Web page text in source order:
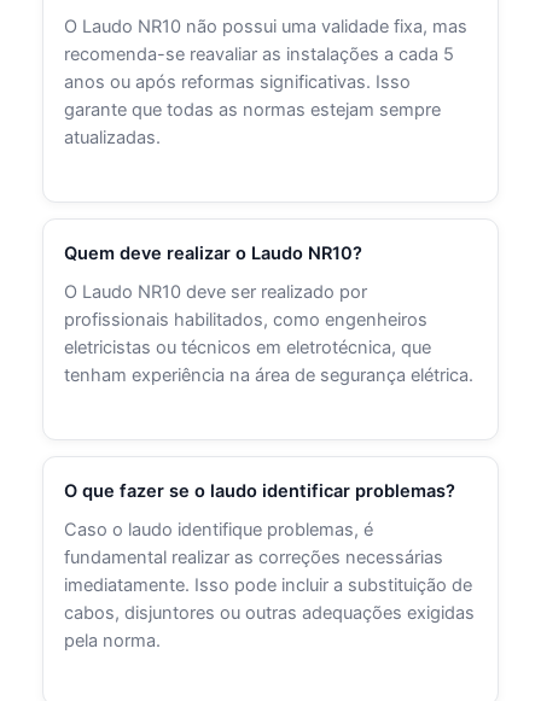
O Laudo NR10 não possui uma validade fixa, mas
recomenda-se reavaliar as instalações a cada 5
anos ou após reformas significativas. Isso
garante que todas as normas estejam sempre
atualizadas.
Quem deve realizar o Laudo NR10?
O Laudo NR10 deve ser realizado por
profissionais habilitados, como engenheiros
eletricistas ou técnicos em eletrotécnica, que
tenham experiência na área de segurança elétrica.
O que fazer se o laudo identificar problemas?
Caso o laudo identifique problemas, é
fundamental realizar as correções necessárias
imediatamente. Isso pode incluir a substituição de
cabos, disjuntores ou outras adequações exigidas
pela norma.